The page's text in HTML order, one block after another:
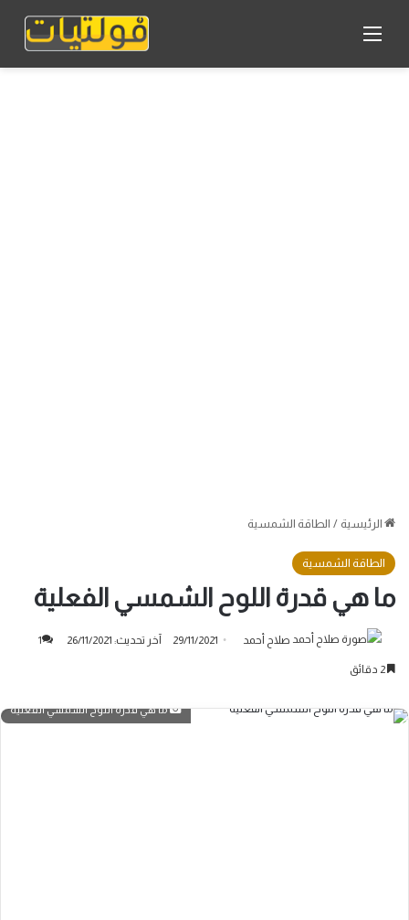
القائمة
الرئيسية / الطاقة الشمسية
الطاقة الشمسية
ما هي قدرة اللوح الشمسي الفعلية
صلاح أحمد 29/11/2021 آخر تحديث: 26/11/2021 1
ما هي قدرة اللوح الشمسي الفعلية